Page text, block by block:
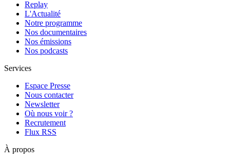
Replay
L'Actualité
Notre programme
Nos documentaires
Nos émissions
Nos podcasts
Services
Espace Presse
Nous contacter
Newsletter
Où nous voir ?
Recrutement
Flux RSS
À propos